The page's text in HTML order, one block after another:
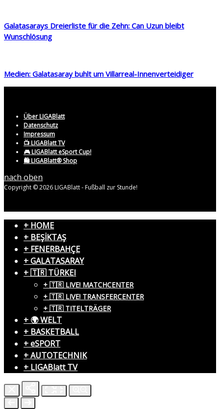
Galatasarays Dreierliste für die Zehn: Can Uzun bleibt
Wunschlösung
Medien: Galatasaray buhlt um Villarreal-Innenverteidiger
Über LIGABlatt
Datenschutz
Impressum
📺 LIGABlatt TV
🎮 LIGABlatt eSport Cup!
🛍️ LIGABlatt® Shop
nach oben
Copyright © 2026 LIGABlatt - Fußball zur Stunde!
+ HOME
+ BEŞİKTAŞ
+ FENERBAHÇE
+ GALATASARAY
+ 🇹🇷 TÜRKEI
+ 🇹🇷 LIVE! MATCHCENTER
+ 🇹🇷 LIVE! TRANSFERCENTER
+ 🇹🇷 TITELTRÄGER
+ 🌍 WELT
+ BASKETBALL
+ eSPORT
+ AUTOTECHNIK
+ LIGABlatt TV